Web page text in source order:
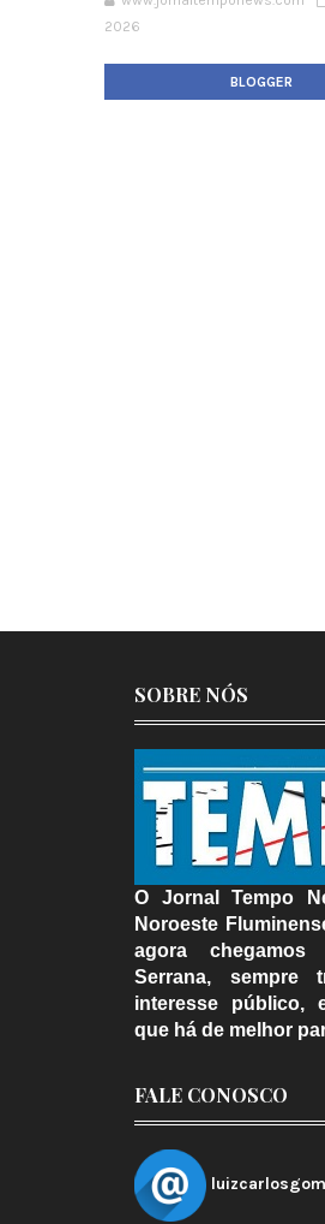
2026
BLOGGER
SOBRE NÓS
O Jornal Tempo
Noroeste
agora
Serrana, sempre
interesse público,
que há de melhor
FALE CONOSCO